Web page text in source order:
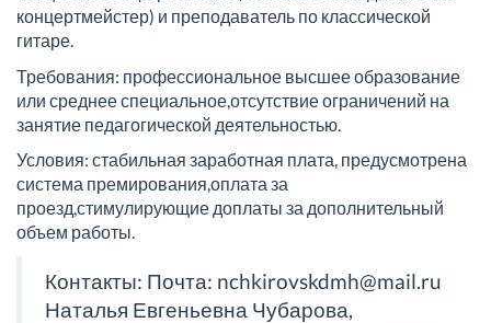
концертмейстер) и преподаватель по классической
гитаре.
Требования: профессиональное высшее образование
или среднее специальное,отсутствие ограничений на
занятие педагогической деятельностью.
Условия: стабильная заработная плата, предусмотрена
система премирования,оплата за
проезд,стимулирующие доплаты за дополнительный
объем работы.
Контакты: Почта: nchkirovskdmh@mail.ru
Наталья Евгеньевна Чубарова,